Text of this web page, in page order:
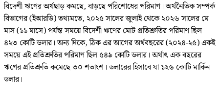
বিদেশী ঋণের অর্থছাড় কমছে, বাড়ছে পরিশোধের পরিমাণ। অর্থনৈতিক সম্পর্ক
বিভাগের (ইআরডি) তথ্যমতে, ২০২৫ সালের জুলাই থেকে ২০২৬ সালের মে
মাস (১১ মাসে) পর্যন্ত সময়ে বিদেশী ঋণের মোট প্রতিশ্রুতির পরিমাণ ছিল
৪২৩ কোটি ডলার। অন্য দিকে, ঠিক এর আগের অর্থবছরের (২০২৪-২৫) একই
সময়ে এই প্রতিশ্রুতির পরিমাণ ছিল ৫৪৯ কোটি ডলার। অর্থাৎ এক বছরের
ঋণের প্রতিশ্রুতি কমেছে ৩০ শতাংশ। ডলারের হিসাবে যা ১২৬ কোটি মার্কিন
ডলার।